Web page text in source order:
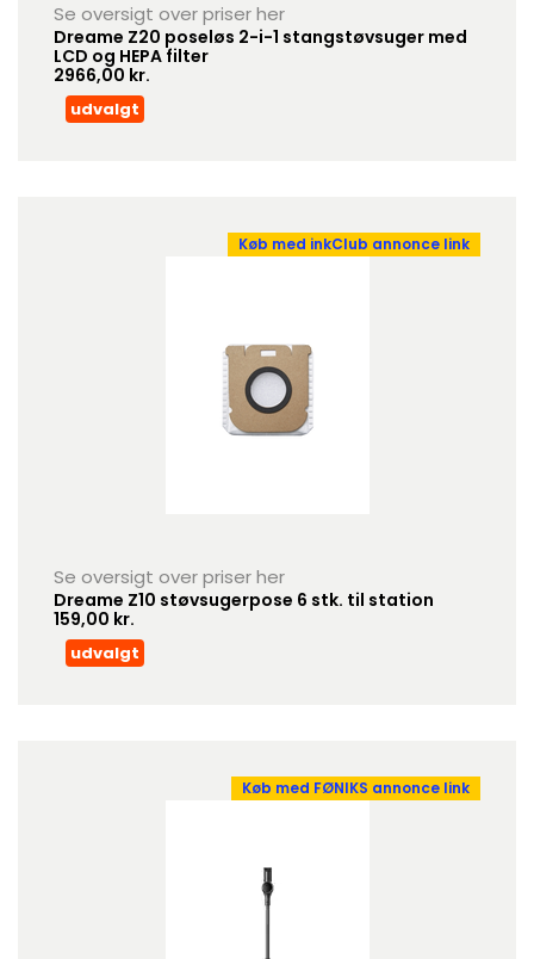
Se oversigt over priser her
Dreame Z20 poseløs 2-i-1 stangstøvsuger med
LCD og HEPA filter
2966,00 kr.
udvalgt
Køb med inkClub annonce link
Se oversigt over priser her
Dreame Z10 støvsugerpose 6 stk. til station
159,00 kr.
udvalgt
Køb med FØNIKS annonce link